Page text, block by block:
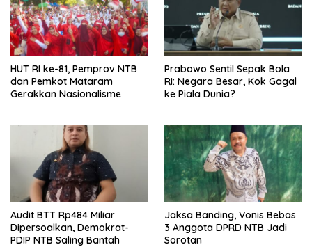
HUT RI ke-81, Pemprov NTB
dan Pemkot Mataram
Gerakkan Nasionalisme
Prabowo Sentil Sepak Bola
RI: Negara Besar, Kok Gagal
ke Piala Dunia?
Audit BTT Rp484 Miliar
Dipersoalkan, Demokrat-
PDIP NTB Saling Bantah
Jaksa Banding, Vonis Bebas
3 Anggota DPRD NTB Jadi
Sorotan